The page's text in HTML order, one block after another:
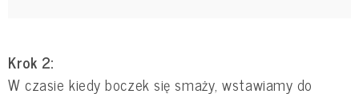
Krok 2:
W czasie kiedy boczek się smaży, wstawiamy do